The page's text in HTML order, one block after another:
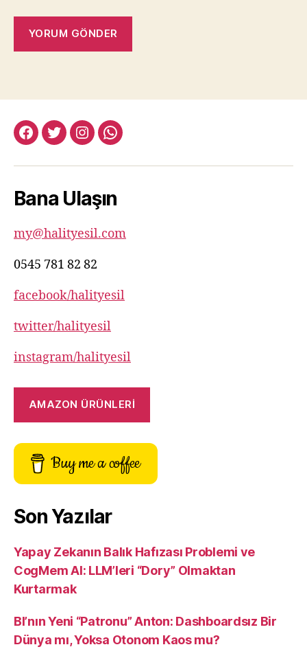
facebook:halityesil
twitter:halityesil
instagram:halityesil
whatsapp:0545
82
Bana Ulaşın
my@halityesil.com
0545 781 82 82
facebook/halityesil
twitter/halityesil
instagram/halityesil
AMAZON ÜRÜNLERİ
Buy me a coffee
Son Yazılar
Yapay Zekanın Balık Hafızası Problemi ve
CogMem AI: LLM’leri “Dory” Olmaktan
Kurtarmak
BI’nın Yeni “Patronu” Anton: Dashboardsız Bir
Dünya mı, Yoksa Otonom Kaos mu?